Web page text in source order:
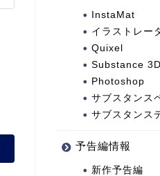
InstaMat
イラストレー
Quixel
Substance
Photoshop
サブスタンス
サブスタンス
予告編情報
新作予告編